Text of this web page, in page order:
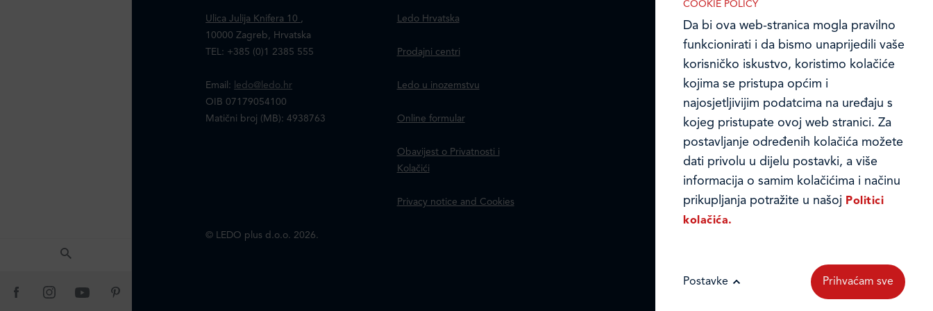
Ulica Julija Knifera 10 ,
10000 Zagreb, Hrvatska
TEL: +385 (0)1 2385 555
Email:
ledo@ledo.hr
OIB 07179054100
Matični broj (MB): 4938763
Ledo Hrvatska
Prodajni centri
Ledo u inozemstvu
Online formular
Obavijest o Privatnosti i
Kolačići
Privacy notice and Cookies
© LEDO plus d.o.o. 2026.
COOKIE POLICY
Da bi ova web-stranica mogla pravilno
funkcionirati i da bismo unaprijedili vaše
korisničko iskustvo, koristimo kolačiće
kojima se pristupa općim i
najosjetljivijim podatcima na uređaju s
kojeg pristupate ovoj web stranici. Za
postavljanje određenih kolačića možete
dati privolu u dijelu postavki, a više
informacija o samim kolačićima i načinu
prikupljanja potražite u našoj Politici
kolačića.
IZABERITE KOLAČIĆE NA STRANICI
Omogućite ili onemogućite web-
stranici upotrebu funkcionalnih i/ili
reklamnih kolačića opisanih u nastavku:
Postavke Prihvaćam sve